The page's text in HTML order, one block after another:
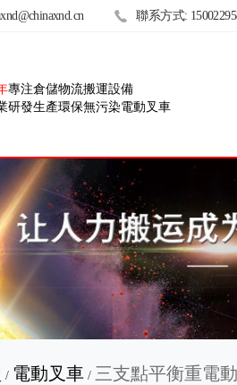
聯系方式:
專注倉儲物流搬運設備
研發生產環保無污染電動叉車
/ 電動叉車 / 三支點平衡重電